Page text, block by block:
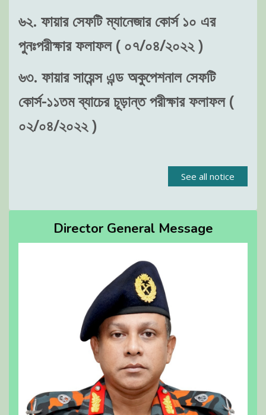
৬২. ফায়ার সেফটি ম্যানেজার কোর্স ১০ এর
পুনঃপরীক্ষার ফলাফল ( ০৭/০৪/২০২২ )
৬৩. ফায়ার সায়েন্স এন্ড অকুপেশনাল সেফটি
কোর্স-১১তম ব্যাচের চূড়ান্ত পরীক্ষার ফলাফল (
০২/০৪/২০২২ )
See all notice
Director General Message